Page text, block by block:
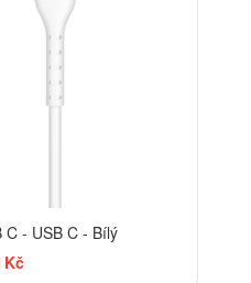
C - USB C - Bílý
Kč